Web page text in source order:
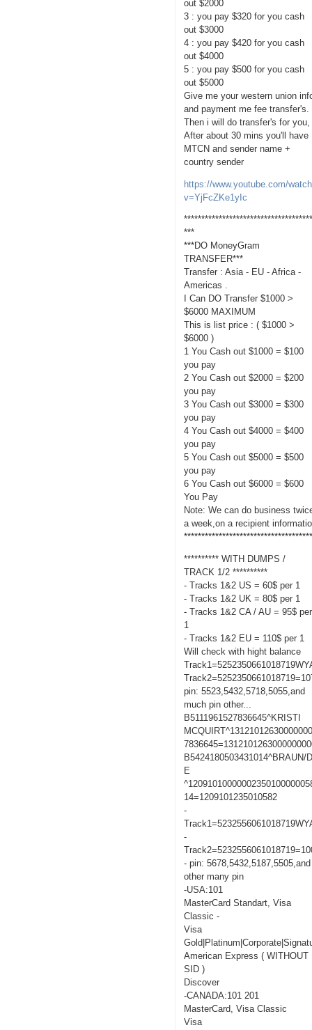
out $2000
3 : you pay $320 for you cash
out $3000
4 : you pay $420 for you cash
out $4000
5 : you pay $500 for you cash
out $5000
Give me your western union
and payment me fee transfer's.
Then i will do transfer's for you,
After about 30 mins you'll have
MTCN and sender name +
country sender
https://www.youtube.com/
v=YjFcZKe1yIc
***
***DO MoneyGram
TRANSFER***
Transfer : Asia - EU - Africa -
Americas .
I Can DO Transfer $1000 >
$6000 MAXIMUM
This is list price : ( $1000 >
$6000 )
1 You Cash out $1000 = $100
you pay
2 You Cash out $2000 = $200
you pay
3 You Cash out $3000 = $300
you pay
4 You Cash out $4000 = $400
you pay
5 You Cash out $5000 = $500
you pay
6 You Cash out $6000 = $600
You Pay
Note: We can do business
a week,on a recipient
********** WITH DUMPS /
TRACK 1/2 **********
- Tracks 1&2 US = 60$ per 1
- Tracks 1&2 UK = 80$ per 1
- Tracks 1&2 CA / AU = 95$ per
1
- Tracks 1&2 EU = 110$ per 1
Will check with hight balance
pin: 5523,5432,5718,5055,and
much pin other...
B5111961527836645^KRISTI
B5424180503431014^BRAUN/
E
14=1209101235010582
-
-
- pin: 5678,5432,5187,5505,and
other many pin
-USA:101
MasterCard Standart, Visa
Classic -
Visa
American Express ( WITHOUT
SID )
Discover
-CANADA:101 201
MasterCard, Visa Classic
Visa